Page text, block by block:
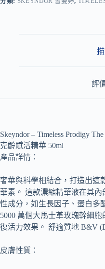
評
Skeyndor – Timeless Prodigy
克齡賦活精華 50ml
產品詳情：
奢華與科學相結合，打造出這
華素。 這款濃縮精華液在其內
性成分，如生長因子、蛋白多
5000 萬個大馬士革玫瑰幹細
復活力效果。 舒適質地 B&V
皮膚性質：